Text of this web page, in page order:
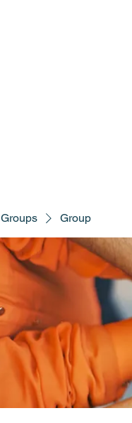
Groups Group